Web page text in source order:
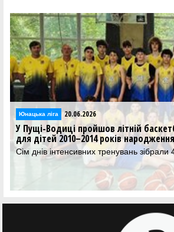
Юнацька ліга 20.06.2026
У Пущі-Водиці пройшов літній
для дітей 2010–2014 років народження
Сім днів інтенсивних тренувань зібрали